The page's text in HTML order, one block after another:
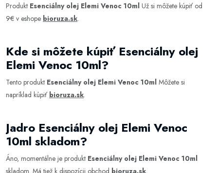
Produkt Esenciálny olej Elemi Venoc 10ml Už si môžete kúpiť od
9€ v eshope bioruza.sk.
Kde si môžete kúpiť Esenciálny olej
Elemi Venoc 10ml?
Tento produkt Esenciálny olej Elemi Venoc 10ml Môžete si
napríklad kúpiť bioruza.sk.
Jadro Esenciálny olej Elemi Venoc
10ml skladom?
Áno, momentálne je produkt Esenciálny olej Elemi Venoc 10ml
skladom. Má tiež k dispozícii obchod bioruza.sk.